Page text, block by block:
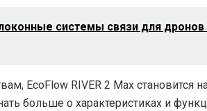
системы связи для дронов
EcoFlow RIVER 2 Max
больше о характеристиках и